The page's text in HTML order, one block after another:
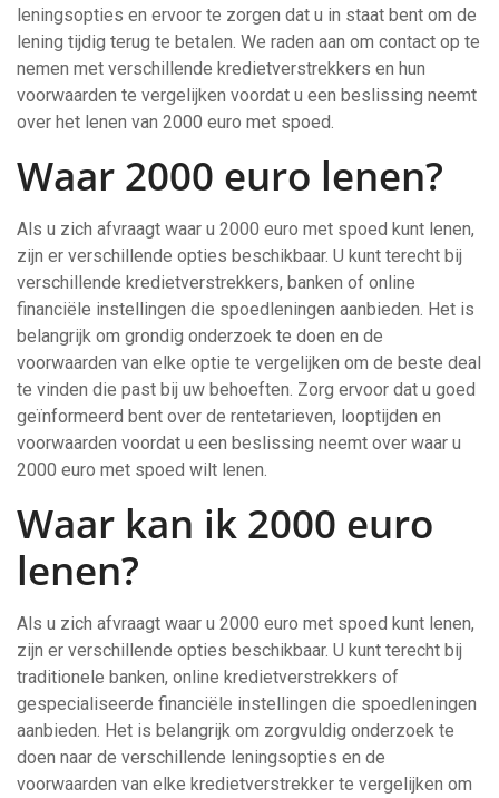
leningsopties en ervoor te zorgen dat u in staat bent om de
lening tijdig terug te betalen. We raden aan om contact op te
nemen met verschillende kredietverstrekkers en hun
voorwaarden te vergelijken voordat u een beslissing neemt
over het lenen van 2000 euro met spoed.
Waar 2000 euro lenen?
Als u zich afvraagt waar u 2000 euro met spoed kunt lenen,
zijn er verschillende opties beschikbaar. U kunt terecht bij
verschillende kredietverstrekkers, banken of online
financiële instellingen die spoedleningen aanbieden. Het is
belangrijk om grondig onderzoek te doen en de
voorwaarden van elke optie te vergelijken om de beste deal
te vinden die past bij uw behoeften. Zorg ervoor dat u goed
geïnformeerd bent over de rentetarieven, looptijden en
voorwaarden voordat u een beslissing neemt over waar u
2000 euro met spoed wilt lenen.
Waar kan ik 2000 euro
lenen?
Als u zich afvraagt waar u 2000 euro met spoed kunt lenen,
zijn er verschillende opties beschikbaar. U kunt terecht bij
traditionele banken, online kredietverstrekkers of
gespecialiseerde financiële instellingen die spoedleningen
aanbieden. Het is belangrijk om zorgvuldig onderzoek te
doen naar de verschillende leningsopties en de
voorwaarden van elke kredietverstrekker te vergelijken om